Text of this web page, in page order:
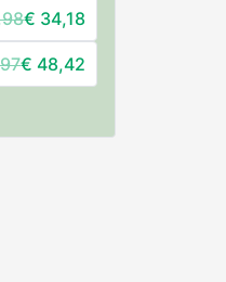
€ 34,18
€ 48,42